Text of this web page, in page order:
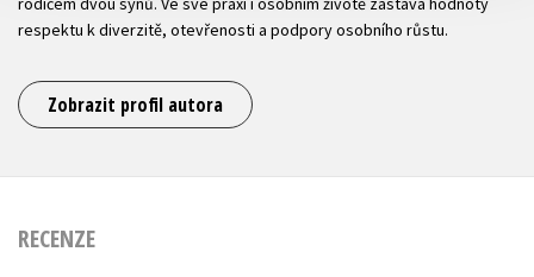
respektu k diverzitě, otevřenosti a podpory osobního růstu.
Zobrazit profil autora
RECENZE